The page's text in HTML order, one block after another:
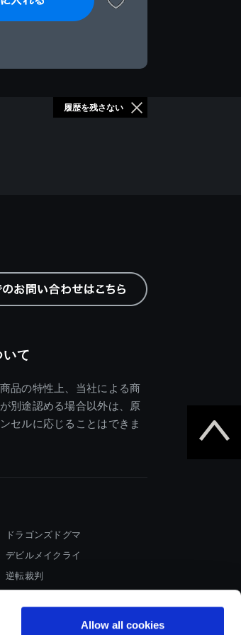
Allow all cookies
履歴を残さない
て
品の特性上、当社による商
別途認める場合以外は、原
セルに応じることはできま
ドラゴンズドグマ
デビルメイクライ
逆転裁判